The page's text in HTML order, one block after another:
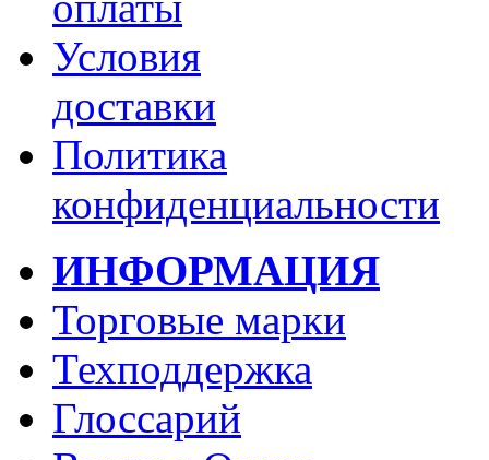
Условия
доставки
Политика
конфиденциальности
ИНФОРМАЦИЯ
Торговые марки
Техподдержка
Глоссарий